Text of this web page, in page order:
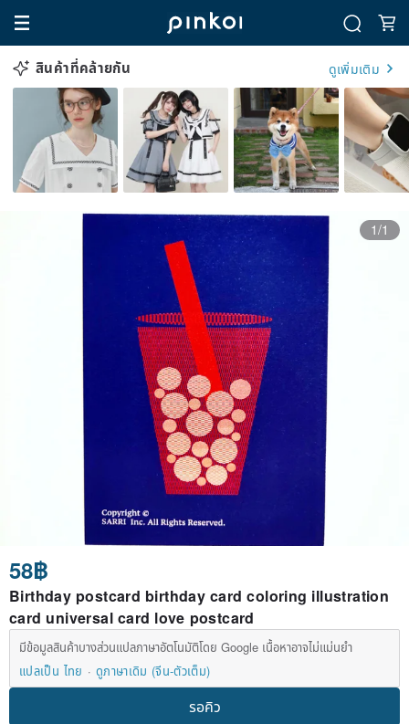
สินค้าที่คล้ายกัน ดูเพิ่มเติม
1/1
58฿
Birthday postcard birthday card coloring illustration
card universal card love postcard
มีข้อมูลสินค้าบางส่วนแปลภาษาอัตโนมัติโดย Google เนื้อหาอาจไม่แม่นยำ
แปลเป็น ไทย
ดูภาษาเดิม (จีน-ตัวเต็ม)
รอคิว